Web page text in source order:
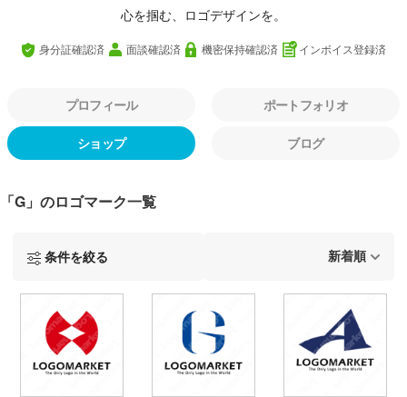
心を掴む、ロゴデザインを。
身分証確認済 面談確認済 機密保持確認済 インボイス登録済
プロフィール ポートフォリオ
ショップ ブログ
「G」のロゴマーク一覧
条件を絞る